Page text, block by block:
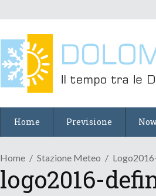
Home Previsione
Home Stazione Meteo
logo2016-